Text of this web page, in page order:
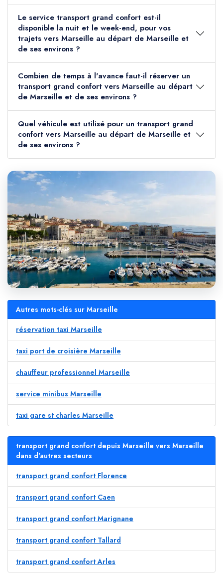
Le service transport grand confort est-il
disponible la nuit et le week-end, pour vos
trajets vers Marseille au départ de Marseille et
de ses environs ?
Combien de temps à l'avance faut-il réserver un
transport grand confort vers Marseille au départ
de Marseille et de ses environs ?
Quel véhicule est utilisé pour un transport grand
confort vers Marseille au départ de Marseille et
de ses environs ?
Autres mots-clés sur Marseille
réservation taxi Marseille
taxi port de croisière Marseille
chauffeur professionnel Marseille
service minibus Marseille
taxi gare st charles Marseille
transport grand confort depuis Marseille vers Marseille
dans d'autres secteurs
transport grand confort Florence
transport grand confort Caen
transport grand confort Marignane
transport grand confort Tallard
transport grand confort Arles